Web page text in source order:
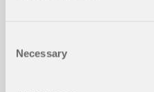
Selection
Necessary